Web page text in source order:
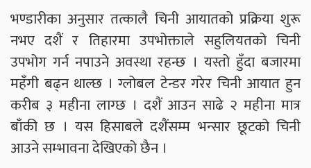
भण्डारीका अनुसार तत्कालै चिनी आयातको प्रक्रिया शुरू
नभए दशैं र तिहारमा उपभोक्ताले सहुलियतको चिनी
उपभोग गर्न नपाउने अवस्था रहन्छ । यस्तो हुँदा बजारमा
महँगी बढ्न थाल्छ । ग्लोबल टेन्डर गरेर चिनी आयात हुन
करीब ३ महीना लाग्छ । दशैं आउन साढे २ महीना मात्र
बाँकी छ । यस हिसाबले दशैंसम्म भन्सार छूटको चिनी
आउने सम्भावना देखिएको छैन ।